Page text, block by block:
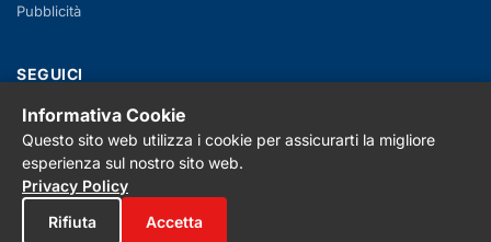
Pubblicità
SEGUICI
f X IG YT
Privacy Policy
Cookie Policy
Note legali
La Redazione
Informativa Cookie
Questo sito web utilizza i cookie per assicurarti la migliore
esperienza sul nostro sito web.
Privacy Policy
Rifiuta
Accetta